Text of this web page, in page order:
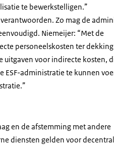
te bewerkstelligen.”
Zo mag de
Niemeijer: “Met de
personeelskosten ter
voor indirecte kosten,
ESF-administratie te kunnen
en de afstemming met andere
diensten gelden voor